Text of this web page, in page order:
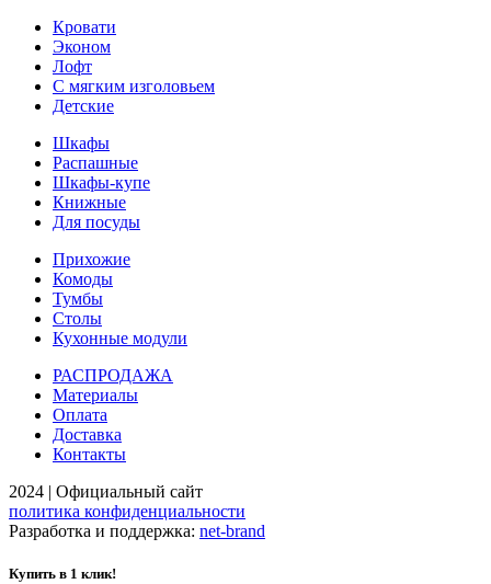
Кровати
Эконом
Лофт
С мягким изголовьем
Детские
Шкафы
Распашные
Шкафы-купе
Книжные
Для посуды
Прихожие
Комоды
Тумбы
Столы
Кухонные модули
РАСПРОДАЖА
Материалы
Оплата
Доставка
Контакты
2024 | Официальный сайт
политика конфиденциальности
Разработка и поддержка: net-brand
Купить в 1 клик!